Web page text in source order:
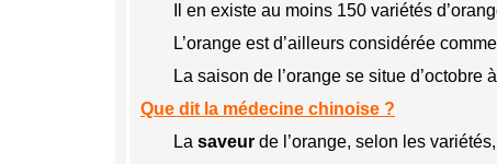
Il en existe au moins 150 variétés
L’orange est d’ailleurs considérée
La saison de l’orange se situe d’octobre
Que dit la médecine chinoise ?
La saveur de l’orange, selon les variétés,